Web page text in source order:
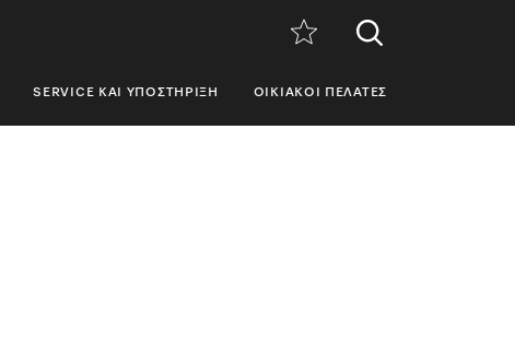
SERVICE ΚΑΙ ΥΠΟΣΤΉΡΙΞΗ ΟΙΚΙΑΚΟΊ ΠΕΛΆΤΕΣ